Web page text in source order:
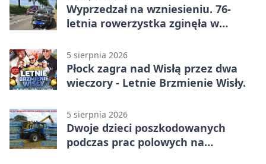
Wyprzedzał na wzniesieniu. 76-
letnia rowerzystka zginęła w
5 sierpnia 2026
Płock zagra nad Wisłą przez dwa
wieczory - Letnie Brzmienie Wisły.
5 sierpnia 2026
Dwoje dzieci poszkodowanych
podczas prac polowych na